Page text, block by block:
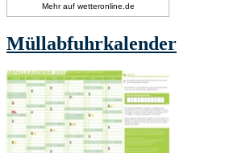
Mehr auf wetteronline.de
Müllabfuhrkalender